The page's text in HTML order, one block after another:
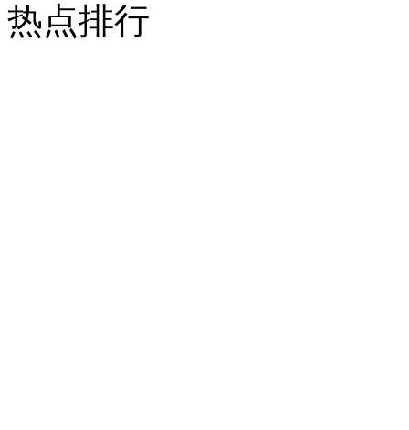
热点排行